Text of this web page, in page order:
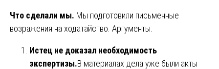
Что сделали мы. Мы подготовили письменные
возражения на ходатайство. Аргументы:
Истец не доказал необходимость
экспертизы.В материалах дела уже были акты